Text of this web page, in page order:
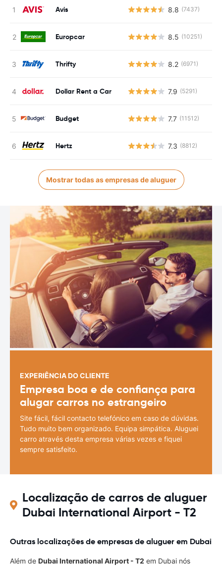
Avis 8.8 (7437)
Europcar 8.5 (10251)
Thrifty 8.2 (6971)
Dollar Rent a Car 7.9 (5291)
Budget 7.7 (11512)
Hertz 7.3 (8812)
Mostrar todas as empresas de aluguer
EXPERIÊNCIA DO CLIENTE
Empresa boa e de confiança para
alugar carros no estrangeiro
Site fácil, fácil contacto telefónico em caso de dúvidas.
Tudo muito bem organizado. Equipa simpática. Aluguei
carro através desta empresa várias vezes e fiquei
sempre satisfeito.
Localização de carros de aluguer
Dubai International Airport - T2
Outras localizações de empresas de aluguer em Dubai
Além de Dubai International Airport - T2 em Dubai nós